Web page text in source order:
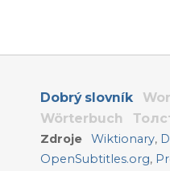
Dobrý slovník
Wörterbuch
Zdroje Wiktionary,
OpenSubtitles.org,